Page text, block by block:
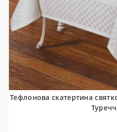
Тефлонова скатертина